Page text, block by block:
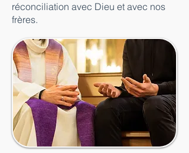
réconciliation avec Dieu et avec nos
frères.